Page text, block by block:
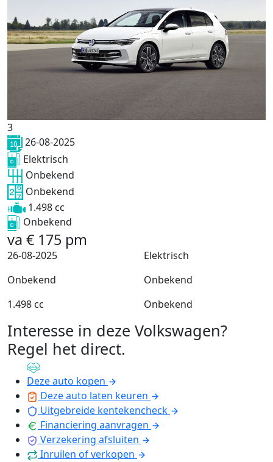
3
26-08-2025
Elektrisch
Onbekend
Onbekend
1.498 cc
Onbekend
va € 175 pm
26-08-2025
Elektrisch
Onbekend
Onbekend
1.498 cc
Onbekend
Interesse in deze Volkswagen?
Regel het direct.
Deze auto kopen
Deze auto laten keuren
Uitgebreide kentekencheck
Financiering aanvragen
Verzekering afsluiten
Inruilen of verkopen